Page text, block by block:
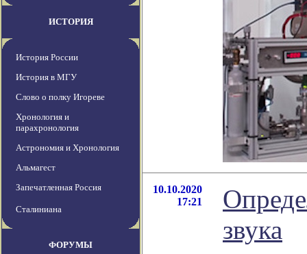
ИСТОРИЯ
История России
История в МГУ
Слово о полку Игореве
Хронология и
парахронология
Астрономия и Хронология
Альмагест
Запечатленная Россия
Сталиниана
ФОРУМЫ
10.10.2020
17:21
звука